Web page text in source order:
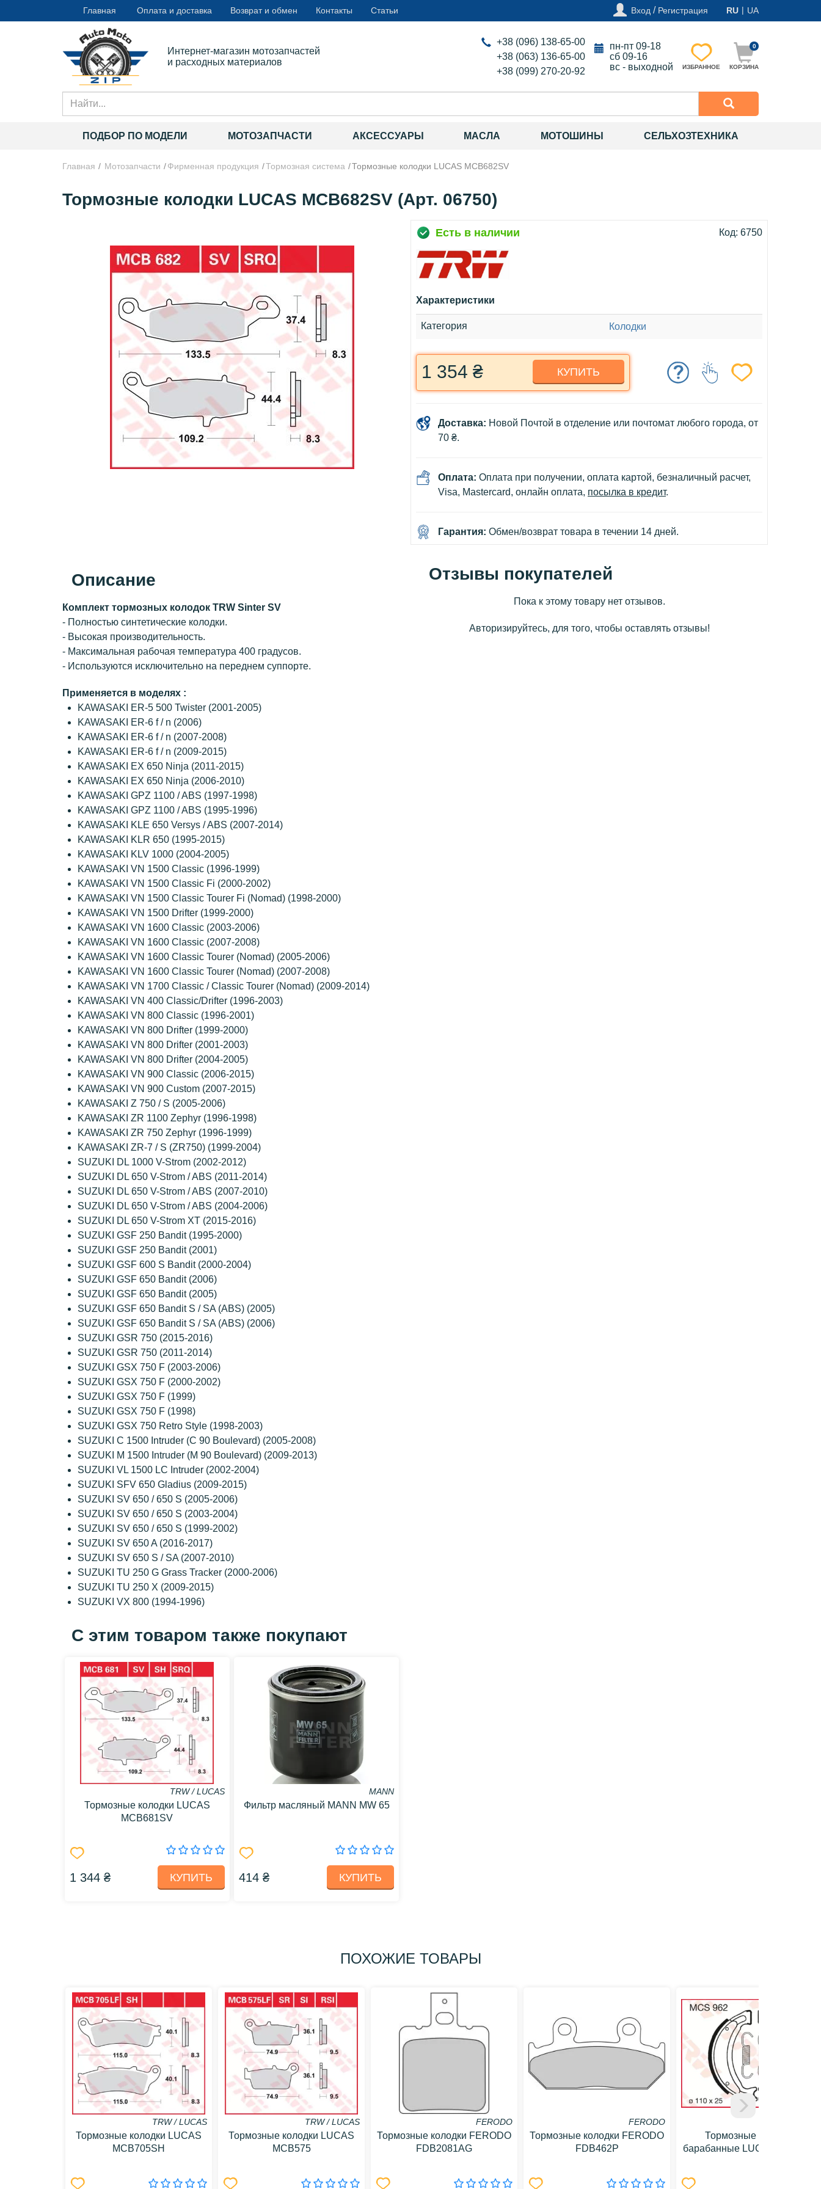
Главная Оплата и доставка Возврат и обмен Контакты Статьи Вход / Регистрация RU | UA
Интернет-магазин мотозапчастей
и расходных материалов
+38 (096) 138-65-00
+38 (063) 136-65-00
+38 (099) 270-20-92
пн-пт 09-18
сб 09-16
вс - выходной
ИЗБРАННОЕ
0
КОРЗИНА
ПОДБОР ПО МОДЕЛИ МОТОЗАПЧАСТИ АКСЕССУАРЫ МАСЛА МОТОШИНЫ СЕЛЬХОЗТЕХНИКА
Главная Мотозапчасти Фирменная продукция Тормозная система Тормозные колодки LUCAS MCB682SV
Тормозные колодки LUCAS MCB682SV (Арт. 06750)
Есть в наличии Код: 6750
Характеристики
Категория Колодки
1 354 ₴ КУПИТЬ
Доставка: Новой Почтой в отделение или почтомат любого города, от
70 ₴.
Оплата: Оплата при получении, оплата картой, безналичный расчет,
Visa, Mastercard, онлайн оплата, посылка в кредит.
Гарантия: Обмен/возврат товара в течении 14 дней.
Описание
Комплект тормозных колодок TRW Sinter SV
- Полностью синтетические колодки.
- Высокая производительность.
- Максимальная рабочая температура 400 градусов.
- Используются исключительно на переднем суппорте.
Применяется в моделях :
KAWASAKI ER-5 500 Twister (2001-2005)
KAWASAKI ER-6 f / n (2006)
KAWASAKI ER-6 f / n (2007-2008)
KAWASAKI ER-6 f / n (2009-2015)
KAWASAKI EX 650 Ninja (2011-2015)
KAWASAKI EX 650 Ninja (2006-2010)
KAWASAKI GPZ 1100 / ABS (1997-1998)
KAWASAKI GPZ 1100 / ABS (1995-1996)
KAWASAKI KLE 650 Versys / ABS (2007-2014)
KAWASAKI KLR 650 (1995-2015)
KAWASAKI KLV 1000 (2004-2005)
KAWASAKI VN 1500 Classic (1996-1999)
KAWASAKI VN 1500 Classic Fi (2000-2002)
KAWASAKI VN 1500 Classic Tourer Fi (Nomad) (1998-2000)
KAWASAKI VN 1500 Drifter (1999-2000)
KAWASAKI VN 1600 Classic (2003-2006)
KAWASAKI VN 1600 Classic (2007-2008)
KAWASAKI VN 1600 Classic Tourer (Nomad) (2005-2006)
KAWASAKI VN 1600 Classic Tourer (Nomad) (2007-2008)
KAWASAKI VN 1700 Classic / Classic Tourer (Nomad) (2009-2014)
KAWASAKI VN 400 Classic/Drifter (1996-2003)
KAWASAKI VN 800 Classic (1996-2001)
KAWASAKI VN 800 Drifter (1999-2000)
KAWASAKI VN 800 Drifter (2001-2003)
KAWASAKI VN 800 Drifter (2004-2005)
KAWASAKI VN 900 Classic (2006-2015)
KAWASAKI VN 900 Custom (2007-2015)
KAWASAKI Z 750 / S (2005-2006)
KAWASAKI ZR 1100 Zephyr (1996-1998)
KAWASAKI ZR 750 Zephyr (1996-1999)
KAWASAKI ZR-7 / S (ZR750) (1999-2004)
SUZUKI DL 1000 V-Strom (2002-2012)
SUZUKI DL 650 V-Strom / ABS (2011-2014)
SUZUKI DL 650 V-Strom / ABS (2007-2010)
SUZUKI DL 650 V-Strom / ABS (2004-2006)
SUZUKI DL 650 V-Strom XT (2015-2016)
SUZUKI GSF 250 Bandit (1995-2000)
SUZUKI GSF 250 Bandit (2001)
SUZUKI GSF 600 S Bandit (2000-2004)
SUZUKI GSF 650 Bandit (2006)
SUZUKI GSF 650 Bandit (2005)
SUZUKI GSF 650 Bandit S / SA (ABS) (2005)
SUZUKI GSF 650 Bandit S / SA (ABS) (2006)
SUZUKI GSR 750 (2015-2016)
SUZUKI GSR 750 (2011-2014)
SUZUKI GSX 750 F (2003-2006)
SUZUKI GSX 750 F (2000-2002)
SUZUKI GSX 750 F (1999)
SUZUKI GSX 750 F (1998)
SUZUKI GSX 750 Retro Style (1998-2003)
SUZUKI C 1500 Intruder (C 90 Boulevard) (2005-2008)
SUZUKI M 1500 Intruder (M 90 Boulevard) (2009-2013)
SUZUKI VL 1500 LC Intruder (2002-2004)
SUZUKI SFV 650 Gladius (2009-2015)
SUZUKI SV 650 / 650 S (2005-2006)
SUZUKI SV 650 / 650 S (2003-2004)
SUZUKI SV 650 / 650 S (1999-2002)
SUZUKI SV 650 A (2016-2017)
SUZUKI SV 650 S / SA (2007-2010)
SUZUKI TU 250 G Grass Tracker (2000-2006)
SUZUKI TU 250 X (2009-2015)
SUZUKI VX 800 (1994-1996)
С этим товаром также покупают
TRW / LUCAS
Тормозные колодки LUCAS
MCB681SV
1 344 ₴ КУПИТЬ
MANN
Фильтр масляный MANN MW 65
414 ₴ КУПИТЬ
Отзывы покупателей
Пока к этому товару нет отзывов.
Авторизируйтесь, для того, чтобы оставлять отзывы!
ПОХОЖИЕ ТОВАРЫ
TRW / LUCAS
Тормозные колодки LUCAS
MCB705SH
TRW / LUCAS
Тормозные колодки LUCAS
MCB575
FERODO
Тормозные колодки FERODO
FDB2081AG
FERODO
Тормозные колодки FERODO
FDB462P
Тормозные колодки
барабанные LUCAS MCS962